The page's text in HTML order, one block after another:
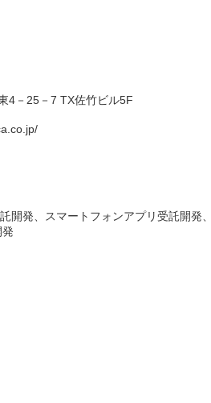
4－25－7 TX佐竹ビル5F
開発、スマートフォンアプリ受託開発